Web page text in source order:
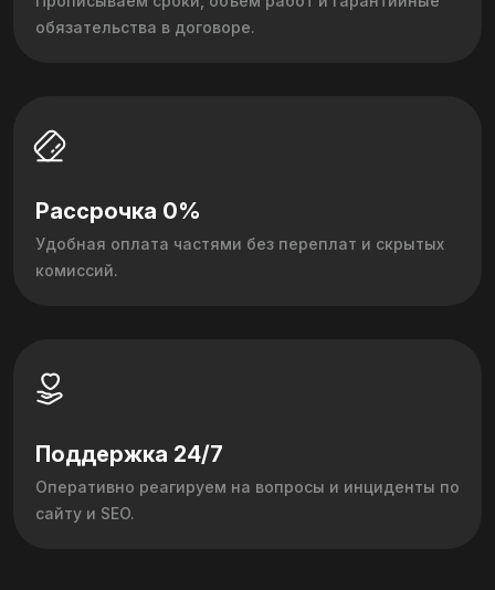
обязательства в договоре.
Рассрочка 0%
Удобная оплата частями без переплат и скрытых
комиссий.
Поддержка 24/7
Оперативно реагируем на вопросы и инциденты по
сайту и SEO.